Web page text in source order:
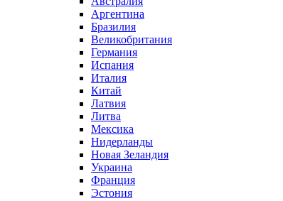
Аргентина
Бразилия
Великобритания
Германия
Испания
Италия
Китай
Латвия
Литва
Мексика
Нидерланды
Новая Зеландия
Украина
Франция
Эстония